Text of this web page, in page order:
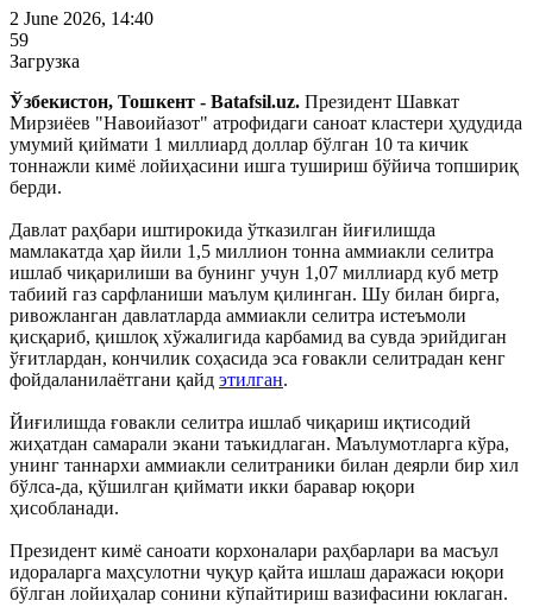
2 June 2026, 14:40
59
Загрузка
Ўзбекистон, Тошкент - Batafsil.uz. Президент Шавкат
Мирзиёев "Навоийазот" атрофидаги саноат кластери ҳудудида
умумий қиймати 1 миллиард доллар бўлган 10 та кичик
тоннажли кимё лойиҳасини ишга тушириш бўйича топшириқ
берди.
Давлат раҳбари иштирокида ўтказилган йиғилишда
мамлакатда ҳар йили 1,5 миллион тонна аммиакли селитра
ишлаб чиқарилиши ва бунинг учун 1,07 миллиард куб метр
табиий газ сарфланиши маълум қилинган. Шу билан бирга,
ривожланган давлатларда аммиакли селитра истеъмоли
қисқариб, қишлоқ хўжалигида карбамид ва сувда эрийдиган
ўғитлардан, кончилик соҳасида эса ғовакли селитрадан кенг
фойдаланилаётгани қайд этилган.
Йиғилишда ғовакли селитра ишлаб чиқариш иқтисодий
жиҳатдан самарали экани таъкидлаган. Маълумотларга кўра,
унинг таннархи аммиакли селитраники билан деярли бир хил
бўлса-да, қўшилган қиймати икки баравар юқори
ҳисобланади.
Президент кимё саноати корхоналари раҳбарлари ва масъул
идораларга маҳсулотни чуқур қайта ишлаш даражаси юқори
бўлган лойиҳалар сонини кўпайтириш вазифасини юклаган.